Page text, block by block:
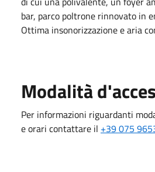
bar, parco poltrone rinnovato in
Ottima insonorizzazione e aria
Modalità
Per informazioni riguardanti
e orari contattare il +39 075